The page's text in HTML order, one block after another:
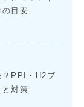
の目安
？PPI・H2ブ
と対策